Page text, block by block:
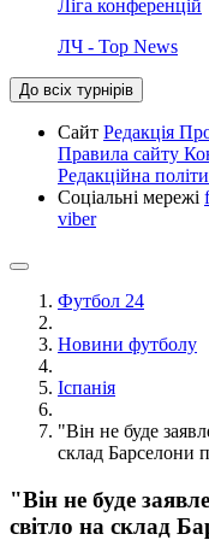
Ліга конференцій
ЛЧ - Top News
До всіх турнірів
Сайт Редакція
Правила сайту
Редакційна
Соціальні мережі
viber
Футбол 24
Новини футболу
Іспанія
"Він не буде
склад Барселони
"Він не буде
світло на склад